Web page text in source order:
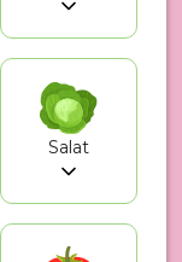
Salat